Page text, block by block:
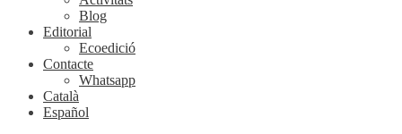
Blog
Editorial
Ecoedició
Contacte
Whatsapp
Català
Español